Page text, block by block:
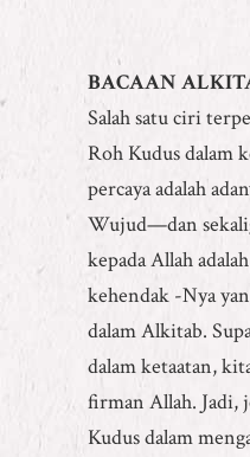
BACAAN
Salah satu ciri
Roh Kudus dalam
percaya adalah
Wujud—dan
kepada Allah
kehendak -Nya
dalam Alkitab.
dalam ketaatan,
firman Allah. Jadi,
Kudus dalam